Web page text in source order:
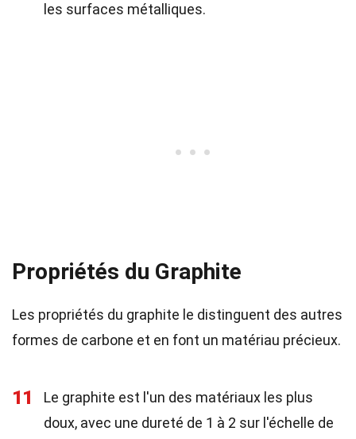
les surfaces métalliques.
Propriétés du Graphite
Les propriétés du graphite le distinguent des autres
formes de carbone et en font un matériau précieux.
11
Le graphite est l'un des matériaux les plus
doux, avec une dureté de 1 à 2 sur l'échelle de